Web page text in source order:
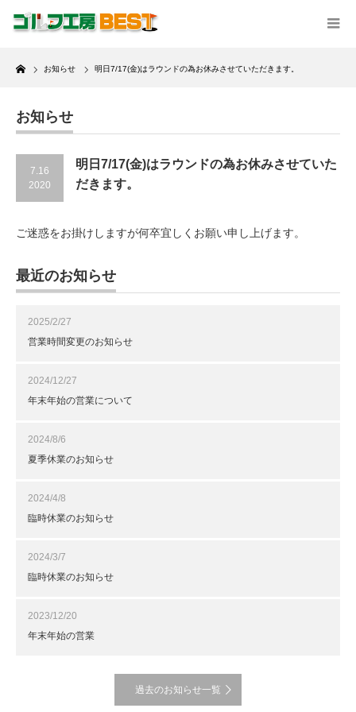
Home
お知らせ 明日7/17(金)はラウンドの為お休みさせていただきます。
お知らせ
7.16
2020
明日7/17(金)はラウンドの為お休みさせていた
だきます。
ご迷惑をお掛けしますが何卒宜しくお願い申し上げます。
最近のお知らせ
2025/2/27
営業時間変更のお知らせ
2024/12/27
年末年始の営業について
2024/8/6
夏季休業のお知らせ
2024/4/8
臨時休業のお知らせ
2024/3/7
臨時休業のお知らせ
2023/12/20
年末年始の営業
過去のお知らせ一覧